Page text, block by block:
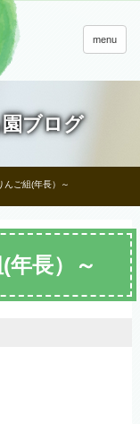
menu
ブログ
んご組(年長）～
年長）～